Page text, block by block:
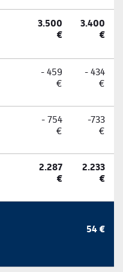
3.500
€
3.400
€
- 459
€
- 434
€
- 754
€
-733
€
2.287
€
2.233
€
54 €